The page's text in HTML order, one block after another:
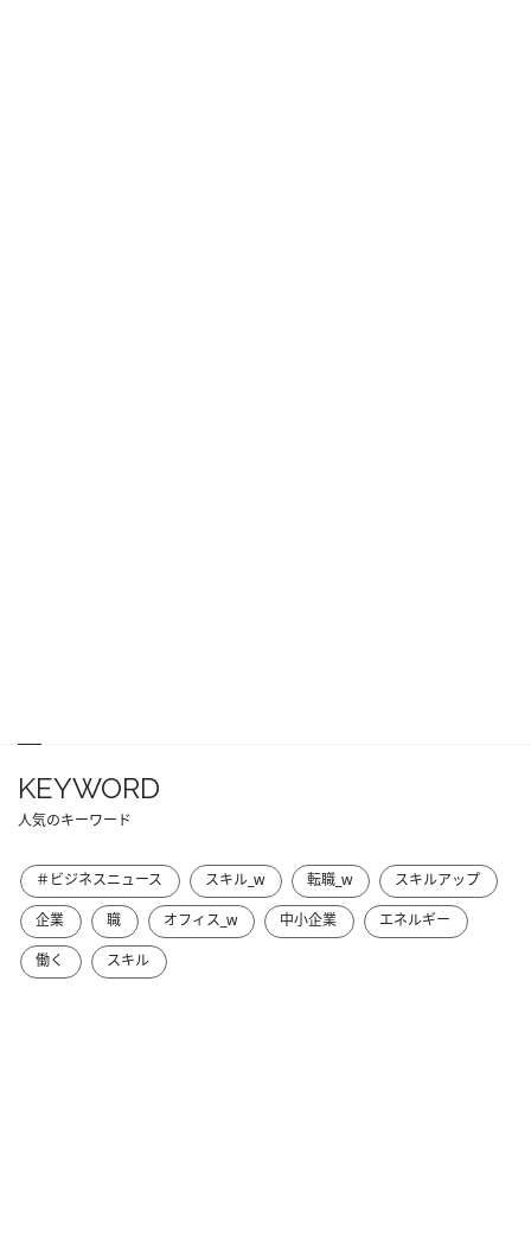
KEYWORD
人気のキーワード
＃ビジネスニュース スキル_w 転職_w
スキルアップ
企業
職 オフィス_w 中小企業
エネルギー
働く
スキル